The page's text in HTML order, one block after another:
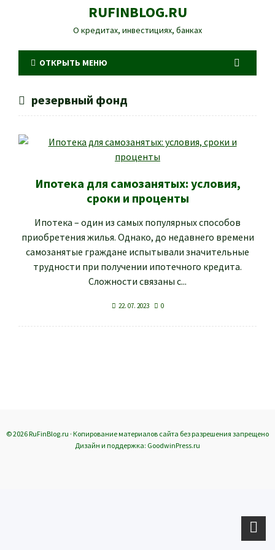
RUFINBLOG.RU
О кредитах, инвестициях, банках
ОТКРЫТЬ МЕНЮ
резервный фонд
Ипотека для самозанятых: условия,
сроки и проценты
Ипотека – один из самых популярных способов
приобретения жилья. Однако, до недавнего времени
самозанятые граждане испытывали значительные
трудности при получении ипотечного кредита.
Сложности связаны с...
22. 07. 2023 0
© 2026 RuFinBlog.ru · Копирование материалов сайта без разрешения запрещено
Дизайн и поддержка: GoodwinPress.ru